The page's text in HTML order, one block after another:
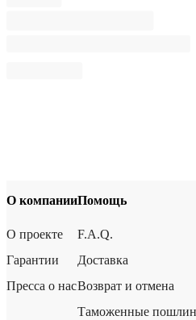
О компании
О проекте
Гарантии
Пресса о нас
Помощь
F.A.Q.
Доставка
Возврат и отмена
Таможенные